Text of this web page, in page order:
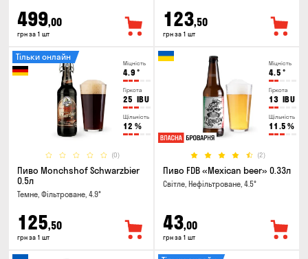
499,00
грн за 1 шт
123,50
грн за 1 шт
Міцність
4.9 °
Гіркота
25 IBU
Щільність
12 %
(0)
Тільки онлайн
Пиво Monchshof Schwarzbier
0.5л
Темне, Фільтроване, 4.9°
125,50
грн за 1 шт
Міцність
4.5 °
Гіркота
13 IBU
Щільність
11.5 %
(2)
Пиво FDB «Mexican beer» 0.33л
Світле, Нефільтроване, 4.5°
43,00
грн за 1 шт